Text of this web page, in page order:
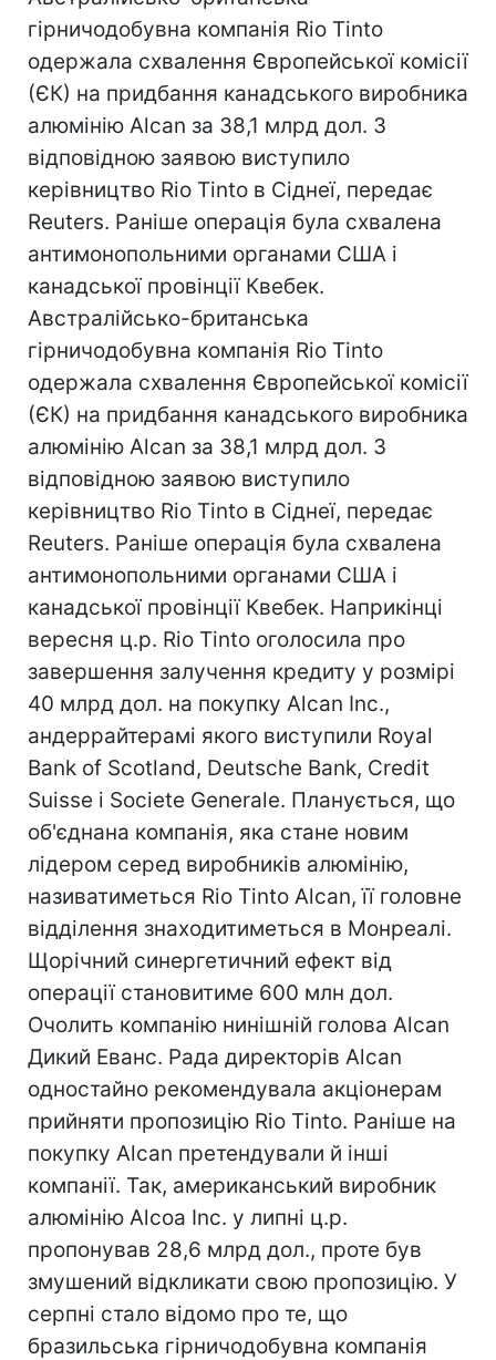
гірничодобувна компанія Rio Tinto
одержала схвалення Європейської комісії
(ЄК) на придбання канадського виробника
алюмінію Alcan за 38,1 млрд дол. З
відповідною заявою виступило
керівництво Rio Tinto в Сіднеї, передає
Reuters. Раніше операція була схвалена
антимонопольними органами США і
канадської провінції Квебек.
Австралійсько-британська
гірничодобувна компанія Rio Tinto
одержала схвалення Європейської комісії
(ЄК) на придбання канадського виробника
алюмінію Alcan за 38,1 млрд дол. З
відповідною заявою виступило
керівництво Rio Tinto в Сіднеї, передає
Reuters. Раніше операція була схвалена
антимонопольними органами США і
канадської провінції Квебек. Наприкінці
вересня ц.р. Rio Tinto оголосила про
завершення залучення кредиту у розмірі
40 млрд дол. на покупку Alcan Inc.,
андеррайтерамі якого виступили Royal
Bank of Scotland, Deutsche Bank, Credit
Suisse і Societe Generale. Планується, що
об'єднана компанія, яка стане новим
лідером серед виробників алюмінію,
називатиметься Rio Tinto Alcan, її головне
відділення знаходитиметься в Монреалі.
Щорічний синергетичний ефект від
операції становитиме 600 млн дол.
Очолить компанію нинішній голова Alcan
Дикий Еванс. Рада директорів Alcan
одностайно рекомендувала акціонерам
прийняти пропозицію Rio Tinto. Раніше на
покупку Alcan претендували й інші
компанії. Так, американський виробник
алюмінію Alcoa Inc. у липні ц.р.
пропонував 28,6 млрд дол., проте був
змушений відкликати свою пропозицію. У
серпні стало відомо про те, що
бразильська гірничодобувна компанія